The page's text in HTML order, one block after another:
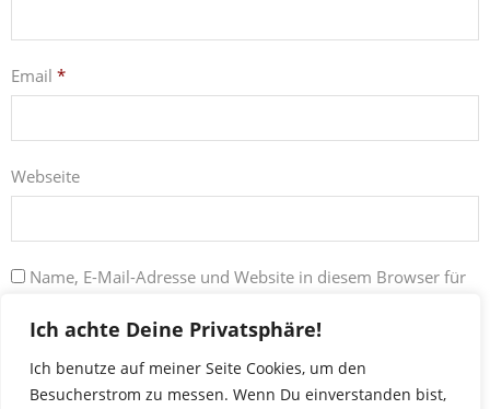
Ich achte Deine Privatsphäre!
Ich benutze auf meiner Seite Cookies, um den
Besucherstrom zu messen. Wenn Du einverstanden bist,
Email *
Webseite
Name, E-Mail-Adresse und Website in diesem Browser für